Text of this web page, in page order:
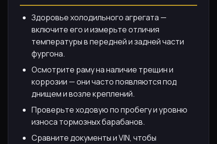
Здоровье холодильного агрегата —
включите его и измерьте отличия
температуры в передней и задней части
фургона.
Осмотрите раму на наличие трещин и
коррозии — они часто появляются под
днищем и возле креплений.
Проверьте ходовую по пробегу и уровню
износа тормозных барабанов.
Сравните документы и VIN, чтобы